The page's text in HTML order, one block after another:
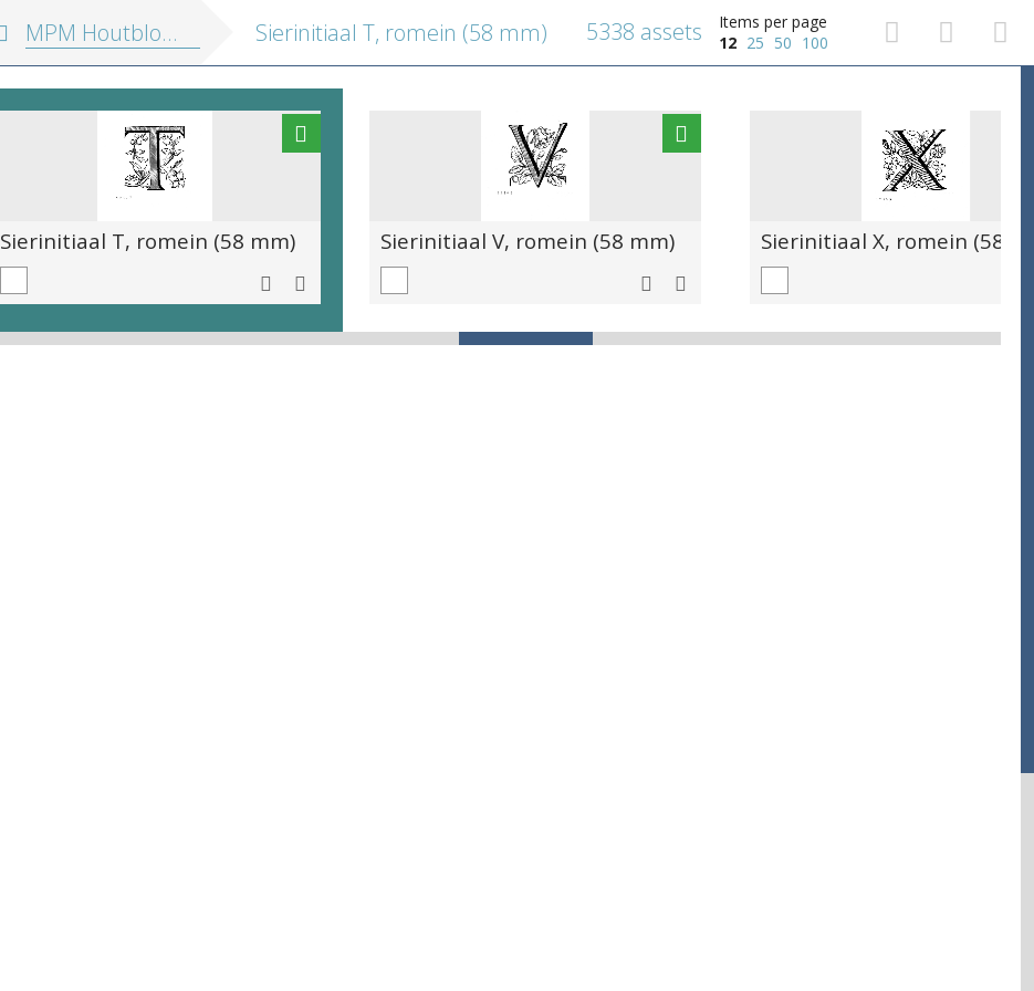
MPM Houtblokken vol. 4: Drukkersmerken, ornamenten, initialen, varia Sierinitiaal T, romein (58 mm)
Items per page
12 25 50 100
5338 assets
Sierinitiaal T, romein (58 mm) Sierinitiaal V, romein (58 mm) Sierinitiaal X, romein (58